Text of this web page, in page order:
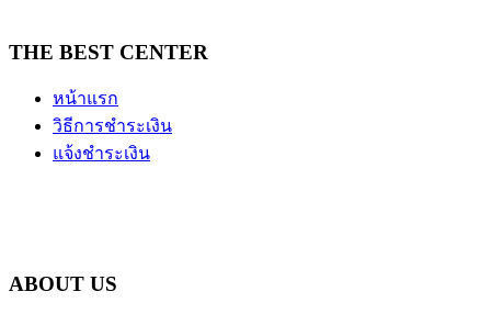
THE BEST CENTER
หน้าแรก
วิธีการชำระเงิน
แจ้งชำระเงิน
ABOUT US